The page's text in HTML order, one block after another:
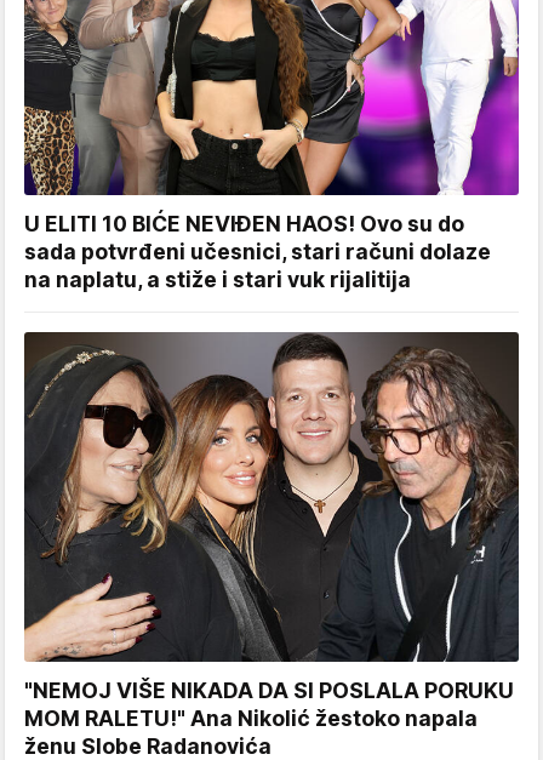
U ELITI 10 BIĆE NEVIĐEN HAOS! Ovo su do
sada potvrđeni učesnici, stari računi dolaze
na naplatu, a stiže i stari vuk rijalitija
"NEMOJ VIŠE NIKADA DA SI POSLALA PORUKU
MOM RALETU!" Ana Nikolić žestoko napala
ženu Slobe Radanovića